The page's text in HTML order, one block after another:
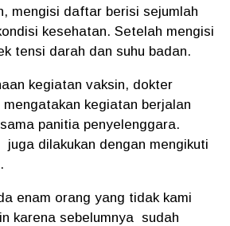
mengisi daftar berisi sejumlah
kesehatan. Setelah mengisi
tensi darah dan suhu badan.
kegiatan vaksin, dokter
mengatakan kegiatan berjalan
panitia penyelenggara.
juga dilakukan dengan mengikuti
enam orang yang tidak kami
karena sebelumnya sudah